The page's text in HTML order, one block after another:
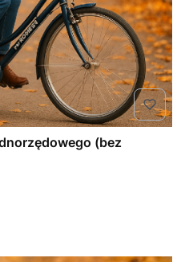
(bez